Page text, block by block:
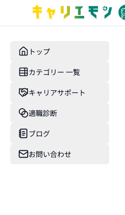
トップ
カテゴリー 一覧
キャリアサポート
適職診断
ブログ
お問い合わせ